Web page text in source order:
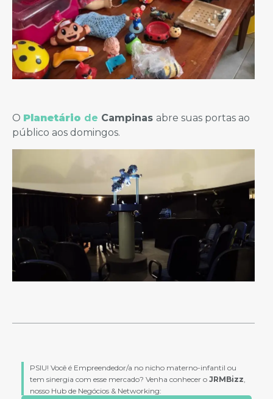
O Planetário de Campinas abre suas portas ao
público aos domingos.
PSIU! Você é Empreendedor/a no nicho materno-infantil ou
tem sinergia com esse mercado? Venha conhecer o JRMBizz
nosso Hub de Negócios & Networking: